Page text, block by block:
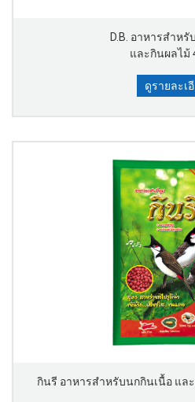
D.B. อาหารสำห
และกินผลไม้
ดูรายละเ
กินรี อาหารสำหรับนกกินเนื้อ แล